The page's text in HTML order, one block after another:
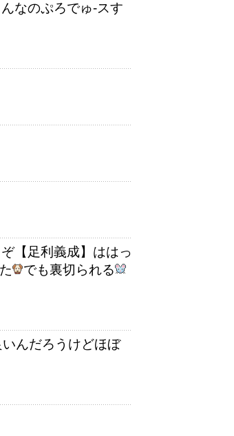
なのぷろでゅ-スす
【足利義成】ははっ
でも裏切られる
んだろうけどほぼ